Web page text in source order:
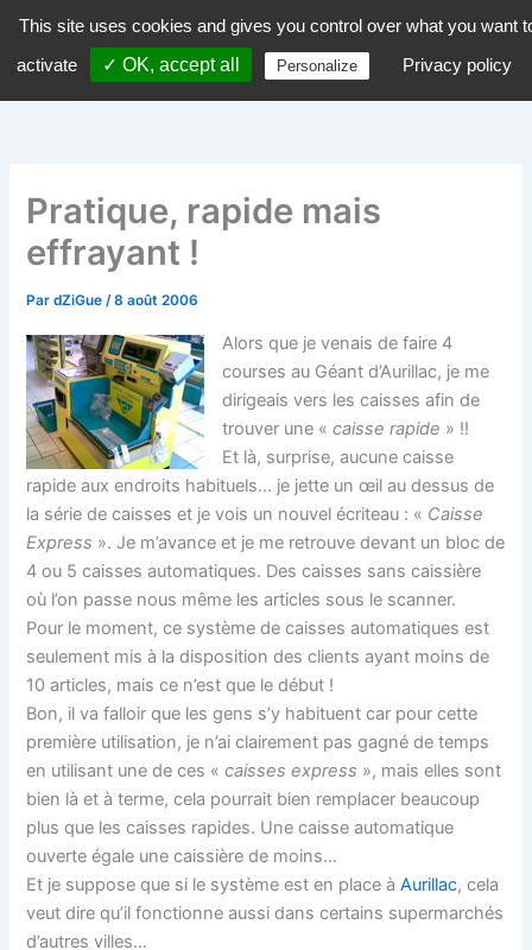
contenu
dZiGue
Pratique, rapide mais
effrayant !
PardZiGue/8 août 2006
Alors que je venais de faire 4
courses au Géant d’Aurillac, je me
dirigeais vers les caisses afin de
trouver une «caisse rapide » !!
Et là, surprise, aucune caisse
rapide aux endroits habituels… je jette un œil au dessus de
la série de caisses et je vois un nouvel écriteau : « Caisse
Express ». Je m’avance et je me retrouve devant un bloc de
4 ou 5 caisses automatiques. Des caisses sans caissière
où l’on passe nous même les articles sous le scanner.
Pour le moment, ce système de caisses automatiques est
seulement mis à la disposition des clients ayant moins de
10 articles, mais ce n’est que le début !
Bon, il va falloir que les gens s’y habituent car pour cette
première utilisation, je n’ai clairement pas gagné de temps
en utilisant une de ces «caisses express », mais elles sont
bien là et à terme, cela pourrait bien remplacer beaucoup
plus que les caisses rapides. Une caisse automatique
ouverte égale une caissière de moins…
Et je suppose que si le système est en place àAurillac, cela
veut dire qu’il fonctionne aussi dans certains supermarchés
d’autres villes…
This site uses cookies and gives you control over what you want
activate
✓ OK, accept all Personalize Privacy policy